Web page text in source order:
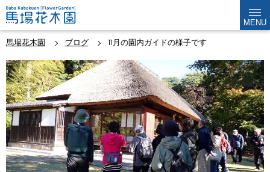
MENU
馬場花木園 ブログ 11月の園内ガイドの様子です